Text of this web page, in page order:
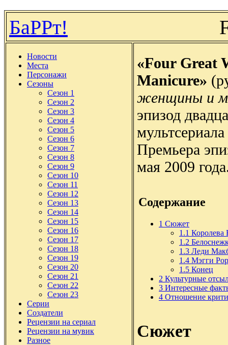
БаРРт!
Новости
Места
Персонажи
Сезоны
Сезон 1
Сезон 2
Сезон 3
Сезон 4
Сезон 5
Сезон 6
Сезон 7
Сезон 8
Сезон 9
Сезон 10
Сезон 11
Сезон 12
Сезон 13
Сезон 14
Сезон 15
Сезон 16
Сезон 17
Сезон 18
Сезон 19
Сезон 20
Сезон 21
Сезон 22
Сезон 23
Серии
Создатели
Рецензии на сериал
Рецензии на мувик
Разное
«Four Great
Manicure»
женщины и
эпизод
Премьера
мая 2009
Содержание
1 Сюжет
1.1 Королева
1.2
1.3 Леди
1.4 Мэгги
1.5 Конец
2 Культурные
3 Интересные
4 Отношение
Сюжет